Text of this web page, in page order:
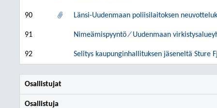
90 Länsi-Uudenmaan poliisilaitoksen
91 Nimeämispyyntö ⁄ Uudenmaan
92 Selitys kaupunginhallituksen jäseneltä Sture
Osallistujat
Osallistuja